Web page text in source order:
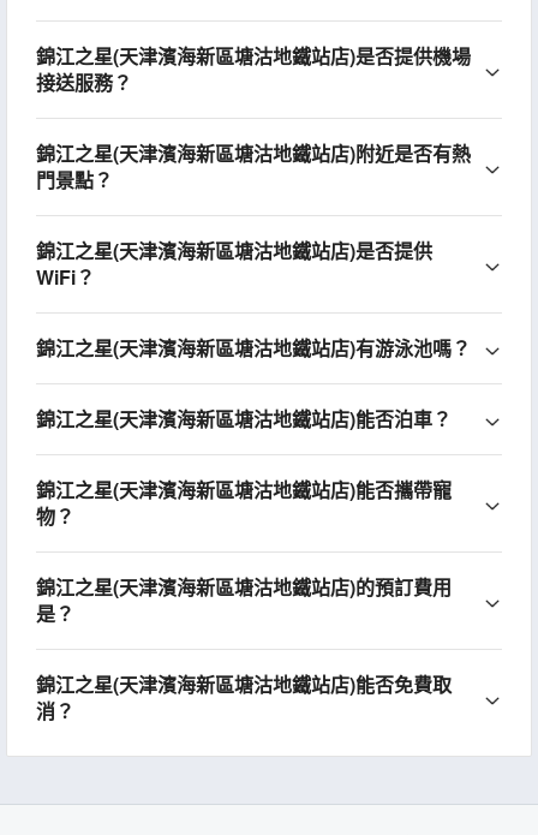
錦江之星(天津濱海新區塘沽地鐵站店)是否提供機場
接送服務？
錦江之星(天津濱海新區塘沽地鐵站店)附近是否有熱
門景點？
錦江之星(天津濱海新區塘沽地鐵站店)是否提供
WiFi？
錦江之星(天津濱海新區塘沽地鐵站店)有游泳池嗎？
錦江之星(天津濱海新區塘沽地鐵站店)能否泊車？
錦江之星(天津濱海新區塘沽地鐵站店)能否攜帶寵
物？
錦江之星(天津濱海新區塘沽地鐵站店)的預訂費用
是？
錦江之星(天津濱海新區塘沽地鐵站店)能否免費取
消？